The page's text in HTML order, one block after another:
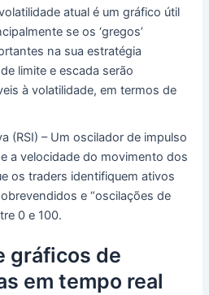
atual é um gráfico útil
se os ‘gregos’
na sua estratégia
limite e escada serão
à volatilidade, em termos de
(RSI) – Um oscilador de impulso
a velocidade do movimento dos
os traders identifiquem ativos
e “oscilações de
0 e 100.
gráficos de
em tempo real